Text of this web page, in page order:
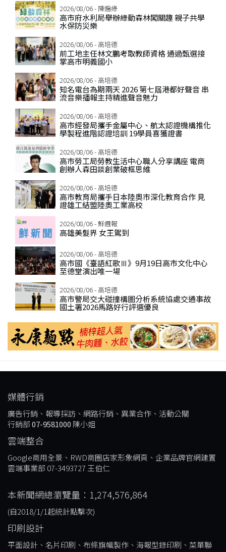
2026/08/06 - 陳遍綠
高市府水利局舉辦綠動森林闖關趣 親子共學
水保防災樂
2026/08/06 - 高培德
前工地主任林文鵬考取教師資格 通過甄選接
掌高市明義國小
2026/08/06 - 高培德
知名電台為期兩天 2026 第七屆港都好聲音 串
流音樂播報主持精進聲音魅力
2026/08/06 - 高培德
高市經發局攜手金屬中心、航太認證機構推化
學製程進階認證培訓 19學員喜獲證書
2026/08/06 - 高培德
高市勞工局勞教生活中心職人分享講座 電商
創辦人森田談創業破框思維
2026/08/06 - 高培德
高市教育局攜手日本陸奧市深化教育合作 見
證雄工結盟陸奧工業高校
2026/08/06 - 鮮週報
高雄美髮界 女王駕到
2026/08/06 - 高培德
高市國《臺語紅歌Ⅲ》9月19日高市文化中心
至德堂演出唯一場
2026/08/06 - 高培德
高市警局交大碰撞構圖分析系統協處交通事故
國土署2026馬路好行評選優良
媒體行銷
廣告行銷、報導採訪、網路行銷、異業合作、活動公關
行銷部07-9581000 陳小姐
雲端整合
Google商用全景、RWD商圈店家形象網頁、企業品牌官網建置
雲端事業部 07-3493727 王伯仁
本新聞網總瀏覽量：1,274,576,864
(自2018/1/1起統計點擊次)
印刷設計
平面設計、名片印刷、布條旗幟製作、海報型錄印刷、菜單聯